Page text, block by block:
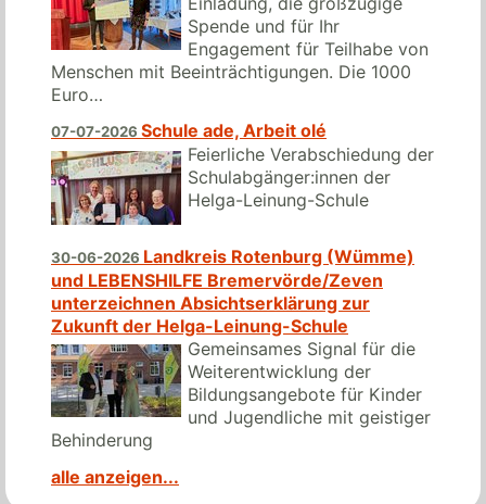
Spende und für Ihr
Engagement für Teilhabe von
Menschen mit Beeinträchtigungen. Die 1000
Euro…
07-07-2026 Schule ade, Arbeit olé
Feierliche Verabschiedung der
Schulabgänger:innen der
Helga-Leinung-Schule
30-06-2026 Landkreis Rotenburg (Wümme)
und LEBENSHILFE Bremervörde/Zeven
unterzeichnen Absichtserklärung zur
Zukunft der Helga-Leinung-Schule
Gemeinsames Signal für die
Weiterentwicklung der
Bildungsangebote für Kinder
und Jugendliche mit geistiger
Behinderung
alle anzeigen...